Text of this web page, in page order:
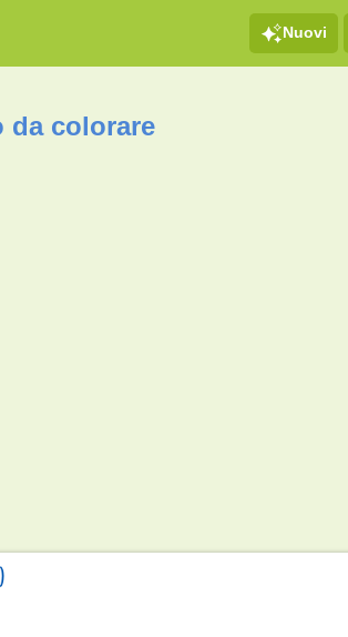
Nuovi
da colorare